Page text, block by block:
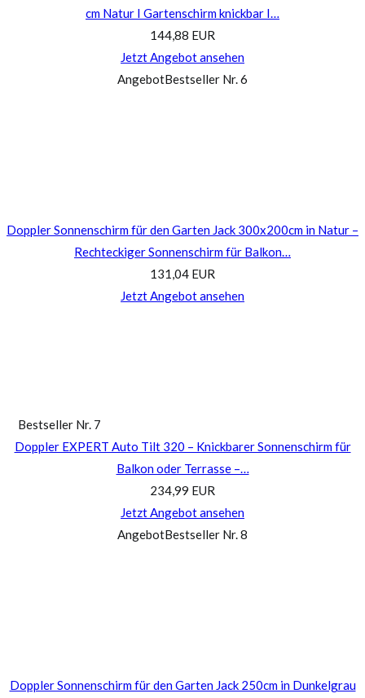
cm Natur I Gartenschirm knickbar I…
144,88 EUR
Jetzt Angebot ansehen
AngebotBestseller Nr. 6
Doppler Sonnenschirm für den Garten Jack 300x200cm in Natur –
Rechteckiger Sonnenschirm für Balkon…
131,04 EUR
Jetzt Angebot ansehen
Bestseller Nr. 7
Doppler EXPERT Auto Tilt 320 – Knickbarer Sonnenschirm für
Balkon oder Terrasse –…
234,99 EUR
Jetzt Angebot ansehen
AngebotBestseller Nr. 8
Doppler Sonnenschirm für den Garten Jack 250cm in Dunkelgrau